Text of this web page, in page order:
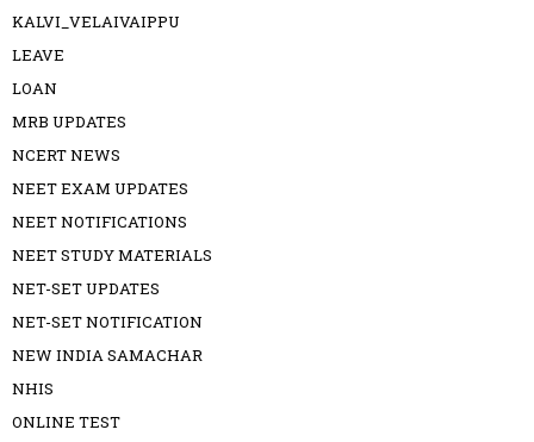
KALVI_VELAIVAIPPU
LEAVE
LOAN
MRB UPDATES
NCERT NEWS
NEET EXAM UPDATES
NEET NOTIFICATIONS
NEET STUDY MATERIALS
NET-SET UPDATES
NET-SET NOTIFICATION
NEW INDIA SAMACHAR
NHIS
ONLINE TEST